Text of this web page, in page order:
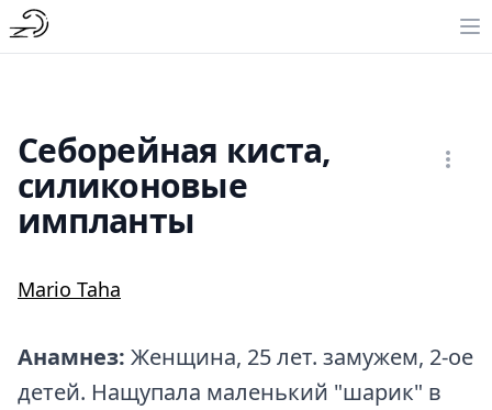
Себорейная киста,
силиконовые
импланты
Mario Taha
Анамнез: Женщина, 25 лет. замужем, 2-ое
детей. Нащупала маленький "шарик" в